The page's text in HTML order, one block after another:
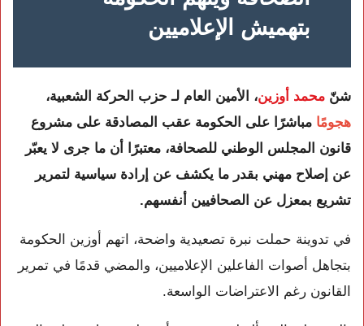
بتهميش الإعلاميين
شنّ محمد أوزين، الأمين العام لـ حزب الحركة الشعبية،
هجومًا مباشرًا على الحكومة عقب المصادقة على مشروع
قانون المجلس الوطني للصحافة، معتبرًا أن ما جرى لا يعبّر
عن إصلاح مهني بقدر ما يكشف عن إرادة سياسية لتمرير
تشريع بمعزل عن الصحافيين أنفسهم.
في تدوينة حملت نبرة تصعيدية واضحة، اتهم أوزين الحكومة
بتجاهل أصوات الفاعلين الإعلاميين، والمضي قدمًا في تمرير
القانون رغم الاعتراضات الواسعة.